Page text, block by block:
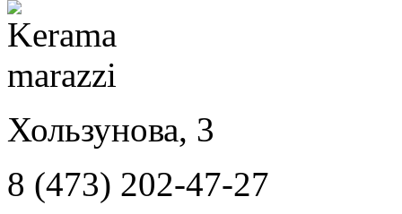
Хользунова, 3
8 (473) 202-47-27